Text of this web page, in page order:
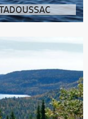
: c’est souvent